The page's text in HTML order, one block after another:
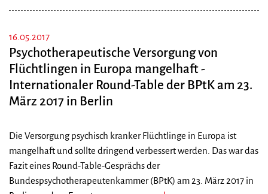
16.05.2017
Psychotherapeutische Versorgung von
Flüchtlingen in Europa mangelhaft -
Internationaler Round-Table der BPtK am 23.
März 2017 in Berlin
Die Versorgung psychisch kranker Flüchtlinge in Europa ist
mangelhaft und sollte dringend verbessert werden. Das war das
Fazit eines Round-Table-Gesprächs der
Bundespsychotherapeutenkammer (BPtK) am 23. März 2017 in